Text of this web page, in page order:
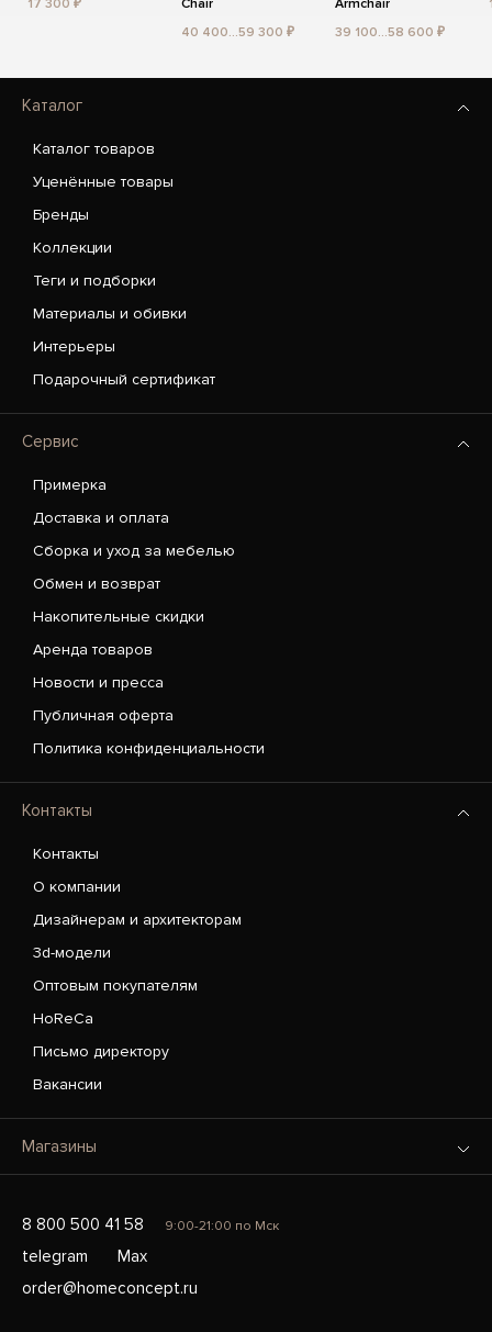
17 300 ₽
Chair
40 400...59 300 ₽
Armchair
39 100...58 600 ₽
Каталог
Каталог товаров
Уценённые товары
Бренды
Коллекции
Теги и подборки
Материалы и обивки
Интерьеры
Подарочный сертификат
Сервис
Примерка
Доставка и оплата
Сборка и уход за мебелью
Обмен и возврат
Накопительные скидки
Аренда товаров
Новости и пресса
Публичная оферта
Политика конфиденциальности
Контакты
Контакты
О компании
Дизайнерам и архитекторам
3d-модели
Оптовым покупателям
HoReCa
Письмо директору
Вакансии
Магазины
8 800 500 41 58 9:00-21:00 по Мск
telegram
Max
order@homeconcept.ru